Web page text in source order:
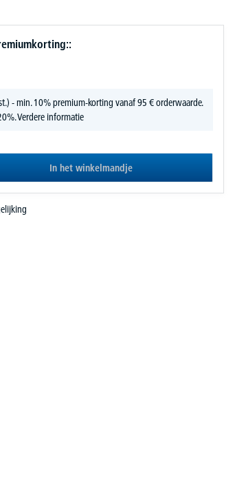
- min. 10% premium-korting vanaf 95 € orderwaarde.
Verdere informatie
In het winkelmandje